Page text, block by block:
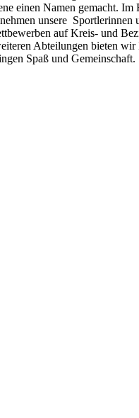
einen Namen gemacht. Im
unsere Sportlerinnen
auf Kreis- und
Abteilungen bieten wir
Spaß und Gemeinschaft.